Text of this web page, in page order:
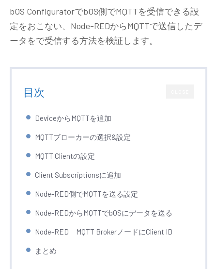
bOS ConfiguratorでbOS側でMQTTを受信できる設
定をおこない、Node-REDからMQTTで送信したデ
ータをで受信する方法を検証します。
目次
DeviceからMQTTを追加
MQTTブローカーの選択&設定
MQTT Clientの設定
Client Subscriptionsに追加
Node-RED側でMQTTを送る設定
Node-REDからMQTTでbOSにデータを送る
Node-RED MQTT BrokerノードにClient ID
まとめ